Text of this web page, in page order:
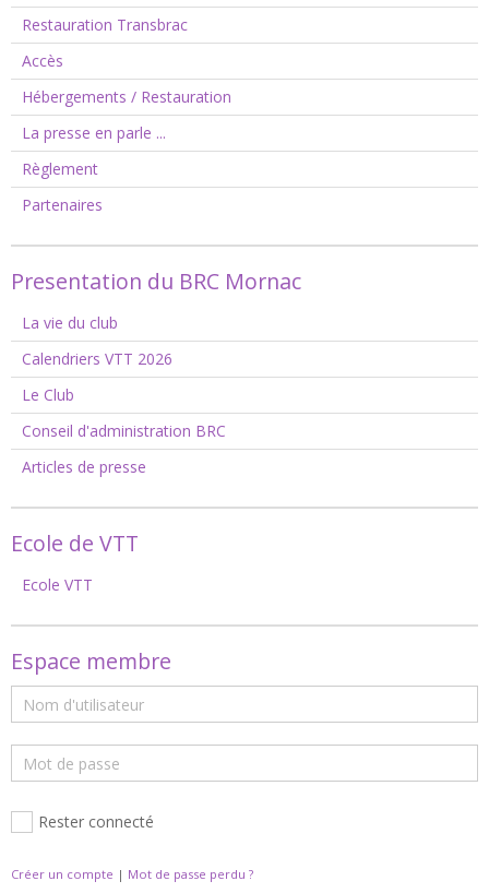
Restauration Transbrac
Accès
Hébergements / Restauration
La presse en parle ...
Règlement
Partenaires
Presentation du BRC Mornac
La vie du club
Calendriers VTT 2026
Le Club
Conseil d'administration BRC
Articles de presse
Ecole de VTT
Ecole VTT
Espace membre
Rester connecté
Créer un compte | Mot de passe perdu ?